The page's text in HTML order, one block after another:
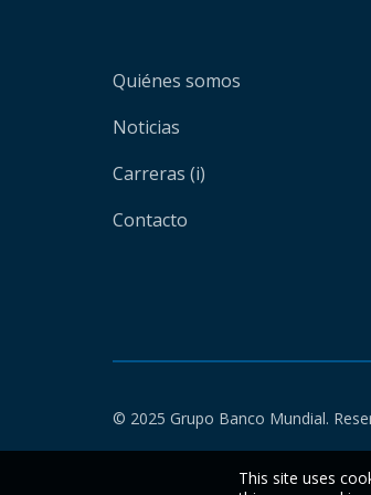
Quiénes somos
Noticias
Carreras (i)
Contacto
© 2025 Grupo Banco Mundial.
This site uses